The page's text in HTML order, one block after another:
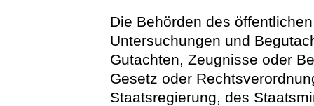
Die Behörden des
Untersuchungen und
Gutachten, Zeugnisse oder
Gesetz oder
Staatsregierung, des